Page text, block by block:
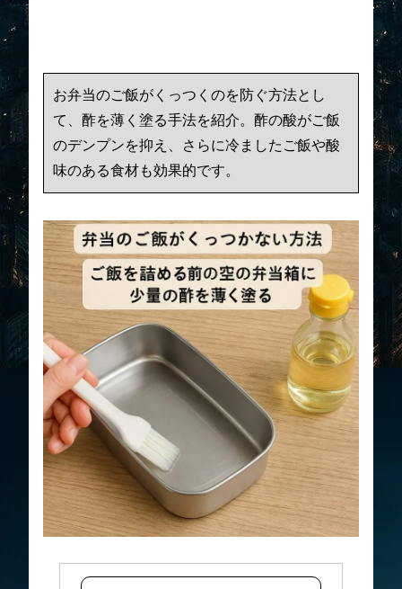
お弁当のご飯がくっつくのを防ぐ方法とし
て、酢を薄く塗る手法を紹介。酢の酸がご飯
のデンプンを抑え、さらに冷ましたご飯や酸
味のある食材も効果的です。